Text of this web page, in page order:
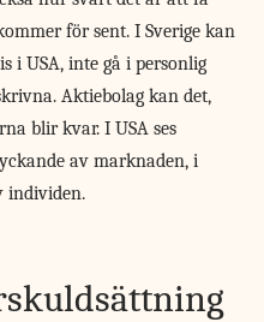
för sent. I Sverige kan
i USA, inte gå i personlig
Aktiebolag kan det,
blir kvar. I USA ses
av marknaden, i
individen.